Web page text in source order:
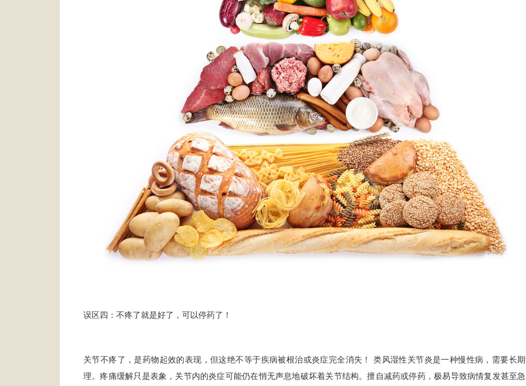
误区四：不疼了就是好了，可以停药了！
关节不疼了，是药物起效的表现，但这绝不等于疾病被根治或炎症完全消失！ 类风湿性关节炎是一种慢性病，需要长
理。疼痛缓解只是表象，关节内的炎症可能仍在悄无声息地破坏着关节结构。擅自减药或停药，极易导致病情复发甚至急